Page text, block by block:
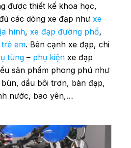
được thiết kế khoa học,
các dòng xe đạp như xe
hình, xe đạp đường phố,
em. Bên cạnh xe đạp, chi
tùng – phụ kiện xe đạp
sản phẩm phong phú như
dầu bôi trơn, bàn đạp,
nước, bao yên,…